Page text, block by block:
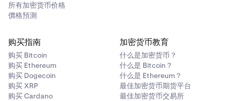
所有加密货币价格
價格預測
购买指南
购买 Bitcoin
购买 Ethereum
购买 Dogecoin
购买 XRP
购买 Cardano
加密货币教育
什么是加密货币？
什么是 Bitcoin？
什么是 Ethereum？
最佳加密货币期货平台
最佳加密货币交易所